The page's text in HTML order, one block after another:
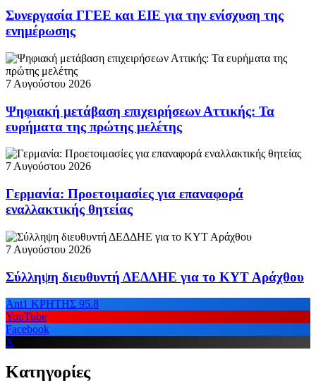
Συνεργασία ΓΓΕΕ και ΕΙΕ για την ενίσχυση της
ενημέρωσης
7 Αυγούστου 2026
Ψηφιακή μετάβαση επιχειρήσεων Αττικής: Τα
ευρήματα της πρώτης μελέτης
7 Αυγούστου 2026
Γερμανία: Προετοιμασίες για επαναφορά
εναλλακτικής θητείας
7 Αυγούστου 2026
Σύλληψη διευθυντή ΔΕΔΔΗΕ για το ΚΥΤ Αράχθου
Ant1 ΚΡΗΤΗΣ 95.8
YouTube
Facebook
X
Κατηγορίες